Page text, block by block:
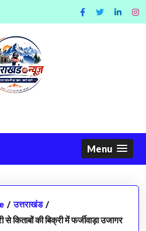
Menu
/ उत्तराखंड /
किताबों की बिक्री में फर्जीवाड़ा उजागर